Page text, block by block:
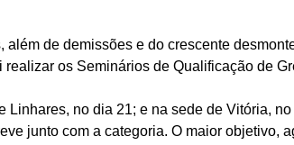
de demissões e do crescente
os Seminários de Qualificação de
no dia 21; e na sede de Vitória,
junto com a categoria. O maior objetivo,